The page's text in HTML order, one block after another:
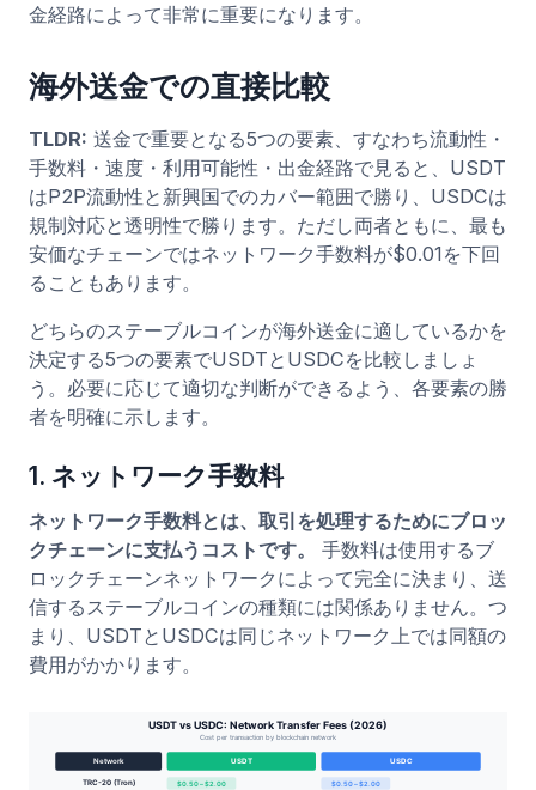
金経路によって非常に重要になります。
海外送金での直接比較
TLDR: 送金で重要となる5つの要素、すなわち流動性・
手数料・速度・利用可能性・出金経路で見ると、USDT
はP2P流動性と新興国でのカバー範囲で勝り、USDCは
規制対応と透明性で勝ります。ただし両者ともに、最も
安価なチェーンではネットワーク手数料が$0.01を下回
ることもあります。
どちらのステーブルコインが海外送金に適しているかを
決定する5つの要素でUSDTとUSDCを比較しましょ
う。必要に応じて適切な判断ができるよう、各要素の勝
者を明確に示します。
1. ネットワーク手数料
ネットワーク手数料とは、取引を処理するためにブロッ
クチェーンに支払うコストです。
手数料は使用するブ
ロックチェーンネットワークによって完全に決まり、送
信するステーブルコインの種類には関係ありません。つ
まり、USDTとUSDCは同じネットワーク上では同額の
費用がかかります。